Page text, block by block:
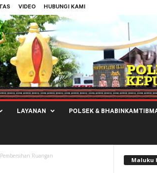
VIDEO HUBUNGI KAMI
LAYANAN POLSEK &
Ruangan
Maluku